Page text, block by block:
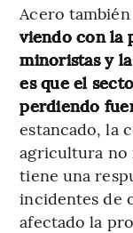
Acero
viendo con la
minoristas y
es que el
perdiendo
estancado, la
agricultura no
tiene una
incidentes de
afectado la